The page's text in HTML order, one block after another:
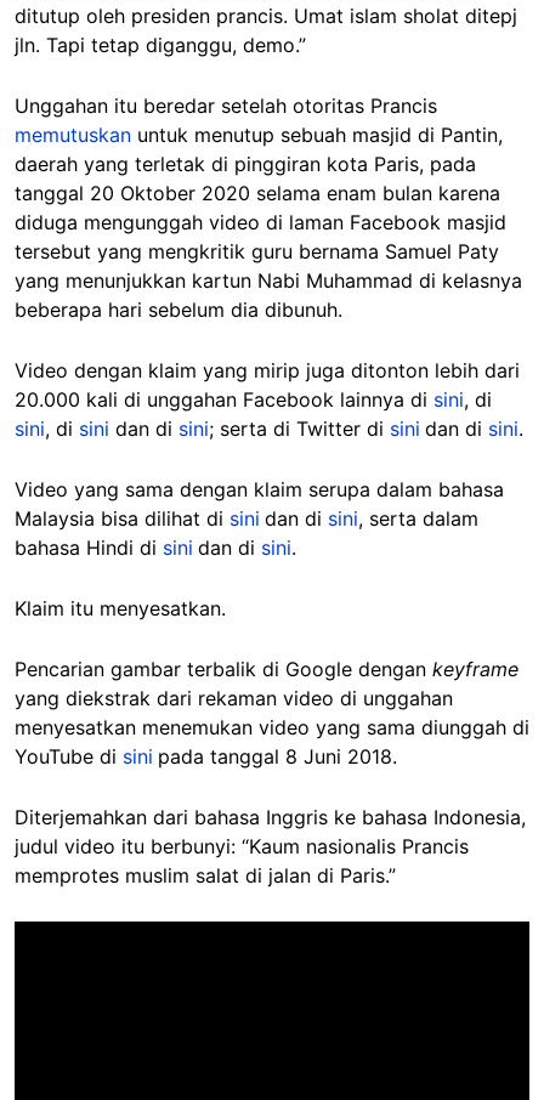
ditutup oleh presiden prancis. Umat islam sholat ditepj
jln. Tapi tetap diganggu, demo.”
Unggahan itu beredar setelah otoritas Prancis
memutuskan untuk menutup sebuah masjid di Pantin,
daerah yang terletak di pinggiran kota Paris, pada
tanggal 20 Oktober 2020 selama enam bulan karena
diduga mengunggah video di laman Facebook masjid
tersebut yang mengkritik guru bernama Samuel Paty
yang menunjukkan kartun Nabi Muhammad di kelasnya
beberapa hari sebelum dia dibunuh.
Video dengan klaim yang mirip juga ditonton lebih dari
20.000 kali di unggahan Facebook lainnya di sini, di
sini, di sini dan di sini; serta di Twitter di sini dan di sini.
Video yang sama dengan klaim serupa dalam bahasa
Malaysia bisa dilihat di sini dan di sini, serta dalam
bahasa Hindi di sini dan di sini.
Klaim itu menyesatkan.
Pencarian gambar terbalik di Google dengan keyframe
yang diekstrak dari rekaman video di unggahan
menyesatkan menemukan video yang sama diunggah di
YouTube di sini pada tanggal 8 Juni 2018.
Diterjemahkan dari bahasa Inggris ke bahasa Indonesia,
judul video itu berbunyi: “Kaum nasionalis Prancis
memprotes muslim salat di jalan di Paris.”